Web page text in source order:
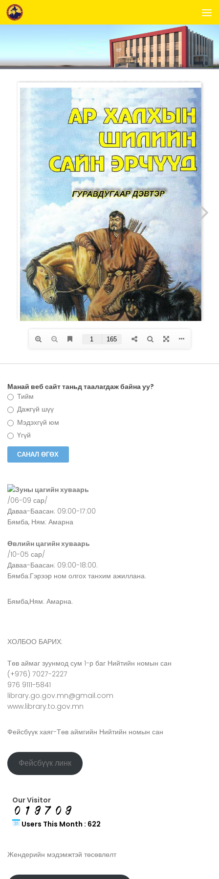
Skip to content
Манай веб сайт таньд таалагдаж байна уу?
Тийм
Дажгүй шүү
Мэдэхгүй юм
Үгүй
Зуны цагийн хуваарь
/06-09 сар/
Даваа-Баасан: 09:00-17:00
Бямба, Ням: Амарна
Өвлийн цагийн хуваарь
/10-05 сар/
Даваа-Баасан: 09:00-18:00.
Бямба:Гэрээр ном олгох танхим ажиллана.
Бямба,Ням: Амарна.
ХОЛБОО БАРИХ:
Төв аймаг зуунмод сум 1-р баг Нийтийн номын сан
(+976) 7027-2227
976 9111-5841
library.go.gov.mn@gmail.com
www.library.to.gov.mn
Фейсбүүк хаяг-Төв аймгийн Нийтийн номын сан
Фейсбүүк линк
Our Visitor
Users This Month : 622
Жендерийн мэдэмжтэй төсөвлөлт